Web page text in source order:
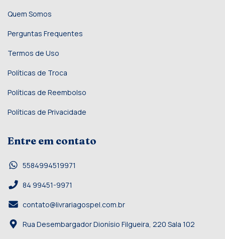
Quem Somos
Perguntas Frequentes
Termos de Uso
Políticas de Troca
Políticas de Reembolso
Políticas de Privacidade
Entre em contato
5584994519971
84 99451-9971
contato@livrariagospel.com.br
Rua Desembargador Dionísio Filgueira, 220 Sala 102